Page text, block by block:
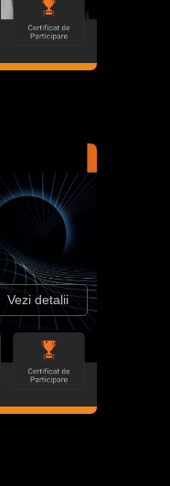
Vezi detalii